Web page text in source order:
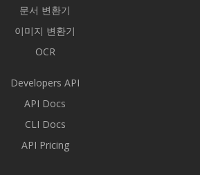
문서 변환기
이미지 변환기
OCR
Developers API
API Docs
CLI Docs
API Pricing